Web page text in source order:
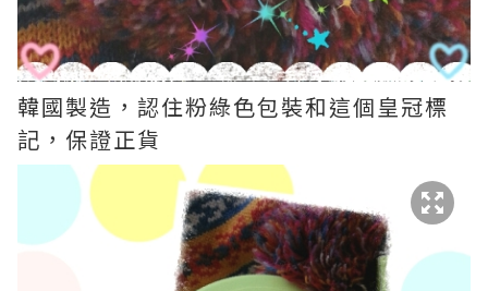
韓國製造，認住粉綠色包裝和這個皇冠標
記，保證正貨